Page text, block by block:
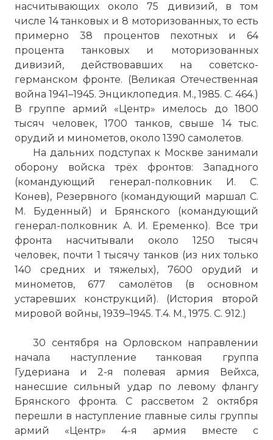
насчитывающих около 75 дивизий, в том
числе 14 танковых и 8 моторизованных, то есть
примерно 38 процентов пехотных и 64
процента танковых и моторизованных
дивизий, действовавших на советско-
германском фронте. (Великая Отечественная
война 1941–1945. Энциклопедия. М., 1985. С. 464.)
В группе армий «Центр» имелось до 1800
тысяч человек, 1700 танков, свыше 14 тыс.
орудий и минометов, около 1390 самолетов.
На дальних подступах к Москве занимали
оборону войска трёх фронтов: Западного
(командующий генерал-полковник И. С.
Конев), Резервного (командующий маршал С.
М. Буденный) и Брянского (командующий
генерал-полковник А. И. Еременко). Все три
фронта насчитывали около 1250 тысяч
человек, почти 1 тысячу танков (из них только
140 средних и тяжелых), 7600 орудий и
минометов, 677 самолётов (в основном
устаревших конструкций). (История второй
мировой войны, 1939–1945. Т.4. М., 1975. С. 912.)
30 сентября на Орловском направлении
начала наступление танковая группа
Гудериана и 2-я полевая армия Вейхса,
нанесшие сильный удар по левому флангу
Брянского фронта. С рассветом 2 октября
перешли в наступление главные силы группы
армий «Центр» 4-я армия вместе с